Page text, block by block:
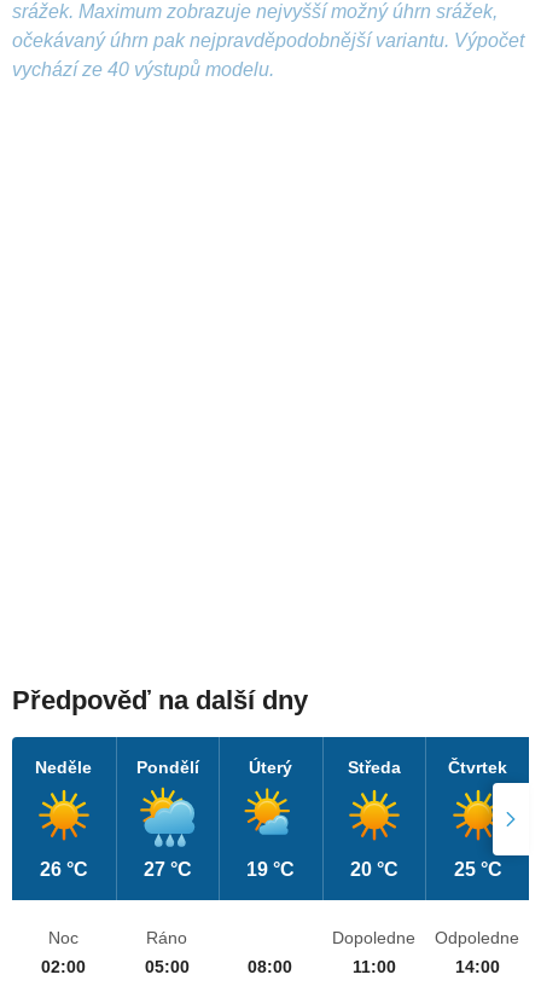
srážek. Maximum zobrazuje nejvyšší možný úhrn srážek,
očekávaný úhrn pak nejpravděpodobnější variantu. Výpočet
vychází ze 40 výstupů modelu.
Předpověď na další dny
Neděle
26 °C
Pondělí
27 °C
Úterý
19 °C
Středa
20 °C
Čtvrtek
25 °C
Noc
02:00
Ráno
05:00
08:00
Dopoledne
11:00
Odpoledne
14:00